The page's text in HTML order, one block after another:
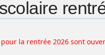
la rentrée 2026 sont